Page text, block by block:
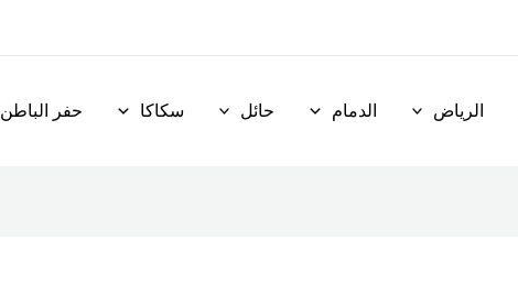
الرياض الدمام حائل سكاكا حفر الباطن